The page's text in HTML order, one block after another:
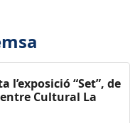
l’exposició “Set”, de
Cultural La